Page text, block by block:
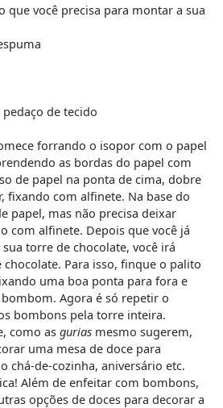
que você precisa para montar a sua
de tecido
forrando o isopor com o papel
as bordas do papel com
de papel na ponta de cima, dobre
fixando com alfinete. Na base do
papel, mas não precisa deixar
com alfinete. Depois que você já
torre de chocolate, você irá
Para isso, finque o palito
uma boa ponta para fora e
Agora é só repetir o
bombons pela torre inteira.
como as guriasmesmo sugerem,
uma mesa de doce para
chá-de-cozinha, aniversário etc.
Além de enfeitar com bombons,
opções de doces para decorar a